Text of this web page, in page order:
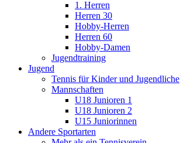
1. Herren
Herren 30
Hobby-Herren
Herren 60
Hobby-Damen
Jugendtraining
Jugend
Tennis für Kinder und Jugendliche
Mannschaften
U18 Junioren 1
U18 Junioren 2
U15 Juniorinnen
Andere Sportarten